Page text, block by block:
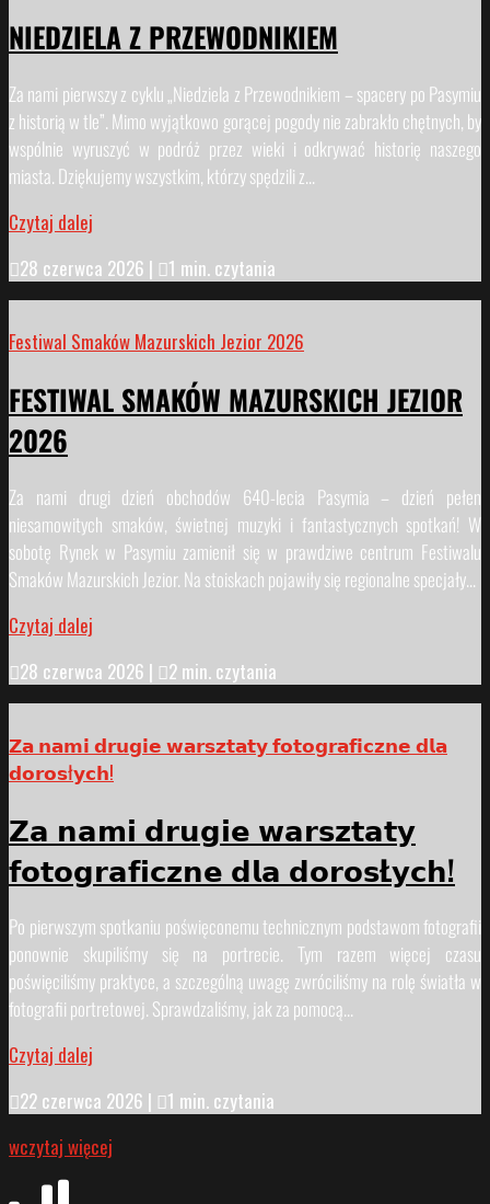
NIEDZIELA Z PRZEWODNIKIEM
Za nami pierwszy z cyklu „Niedziela z Przewodnikiem – spacery po Pasymiu
z historią w tle”. Mimo wyjątkowo gorącej pogody nie zabrakło chętnych, by
wspólnie wyruszyć w podróż przez wieki i odkrywać historię naszego
miasta. Dziękujemy wszystkim, którzy spędzili z...
Czytaj dalej
28 czerwca 2026 | 1 min. czytania
Festiwal Smaków Mazurskich Jezior 2026
FESTIWAL SMAKÓW MAZURSKICH JEZIOR
2026
Za nami drugi dzień obchodów 640-lecia Pasymia – dzień pełen
niesamowitych smaków, świetnej muzyki i fantastycznych spotkań! W
sobotę Rynek w Pasymiu zamienił się w prawdziwe centrum Festiwalu
Smaków Mazurskich Jezior. Na stoiskach pojawiły się regionalne specjały...
Czytaj dalej
28 czerwca 2026 | 2 min. czytania
𝗭𝗮 𝗻𝗮𝗺𝗶 𝗱𝗿𝘂𝗴𝗶𝗲 𝘄𝗮𝗿𝘀𝘇𝘁𝗮𝘁𝘆 𝗳𝗼𝘁𝗼𝗴𝗿𝗮𝗳𝗶𝗰𝘇𝗻𝗲 𝗱𝗹𝗮
𝗱𝗼𝗿𝗼𝘀ł𝘆𝗰𝗵!
𝗭𝗮 𝗻𝗮𝗺𝗶 𝗱𝗿𝘂𝗴𝗶𝗲 𝘄𝗮𝗿𝘀𝘇𝘁𝗮𝘁𝘆
𝗳𝗼𝘁𝗼𝗴𝗿𝗮𝗳𝗶𝗰𝘇𝗻𝗲 𝗱𝗹𝗮 𝗱𝗼𝗿𝗼𝘀Ł𝘆𝗰𝗵!
Po pierwszym spotkaniu poświęconemu technicznym podstawom fotografii
ponownie skupiliśmy się na portrecie. Tym razem więcej czasu
poświęciliśmy praktyce, a szczególną uwagę zwróciliśmy na rolę światła w
fotografii portretowej. Sprawdzaliśmy, jak za pomocą...
Czytaj dalej
22 czerwca 2026 | 1 min. czytania
wczytaj więcej